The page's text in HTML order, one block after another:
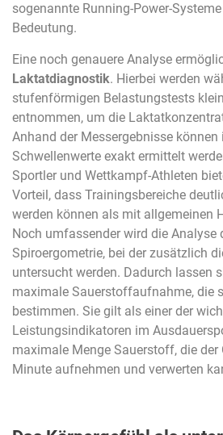
sogenannte Running-Power-
Bedeutung.
Eine noch genauere Analyse
Laktatdiagnostik. Hierbei werden
stufenförmigen Belastungstests
entnommen, um die
Anhand der Messergebnisse
Schwellenwerte exakt ermittelt
Sportler und Wettkampf-Athleten
Vorteil, dass Trainingsbereiche
werden können als mit allgemeinen
Noch umfassender wird die Analyse
Spiroergometrie, bei der zusätzlich
untersucht werden. Dadurch lassen
maximale Sauerstoffaufnahme, die
bestimmen. Sie gilt als einer der
Leistungsindikatoren im
maximale Menge Sauerstoff, die der
Minute aufnehmen und verwerten